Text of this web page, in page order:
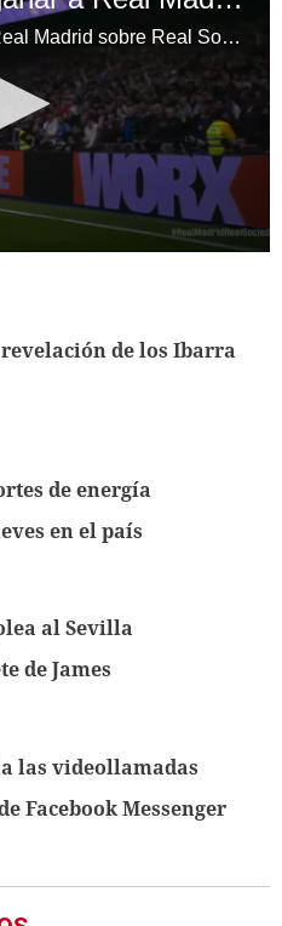
Gonzalo pone a ganar a Real Madrid sobre Real Sociedad en el Bernabéu por LaLiga
de los Ibarra
de energía
en el país
al Sevilla
de James
las videollamadas
Facebook Messenger